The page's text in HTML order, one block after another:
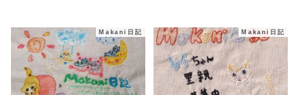
Makani日記 Makani日記